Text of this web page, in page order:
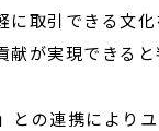
に取引できる文
献が実現できる
の連携により